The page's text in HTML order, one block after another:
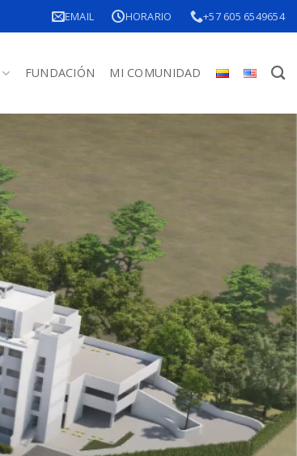
EMAIL HORARIO +57 605 6549654
FUNDACIÓN MI COMUNIDAD